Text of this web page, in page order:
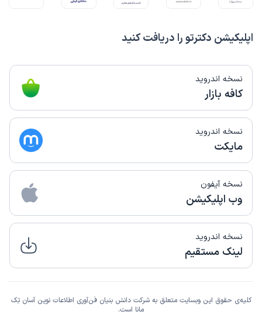
اپلیکیشن دکترتو را دریافت کنید
نسخه اندروید
کافه بازار
نسخه اندروید
مایکت
نسخه آیفون
وب اپلیکیشن
نسخه اندروید
لینک مستقیم
کلیه‌ی حقوق این وبسایت متعلق به شرکت دانش بنیان فن‌آوری اطلاعات نوین آسان تِک
مانا است.